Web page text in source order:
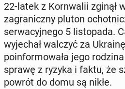
22-latek z Korn­wa­lii zginął
za­gra­nicz­ny pluton
ser­wa­cyj­ne­go 5 li­sto­pa­da.
wy­je­chał walczyć za
po­in­for­mo­wa­ła jego
sprawę z ryzyka i faktu, że
powrót do domu są nikłe.